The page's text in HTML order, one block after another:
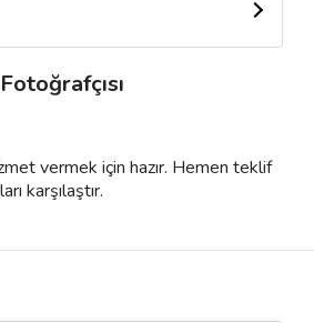
vermek için hazır. Hemen teklif
karşılaştır.